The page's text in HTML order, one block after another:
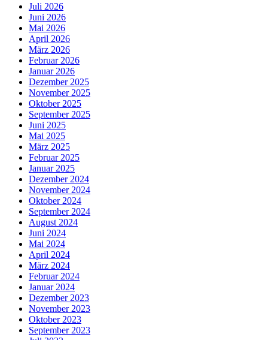
Juli 2026
Juni 2026
Mai 2026
April 2026
März 2026
Februar 2026
Januar 2026
Dezember 2025
November 2025
Oktober 2025
September 2025
Juni 2025
Mai 2025
März 2025
Februar 2025
Januar 2025
Dezember 2024
November 2024
Oktober 2024
September 2024
August 2024
Juni 2024
Mai 2024
April 2024
März 2024
Februar 2024
Januar 2024
Dezember 2023
November 2023
Oktober 2023
September 2023